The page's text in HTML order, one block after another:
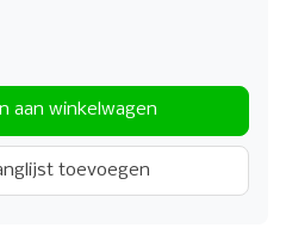
aan winkelwagen
toevoegen